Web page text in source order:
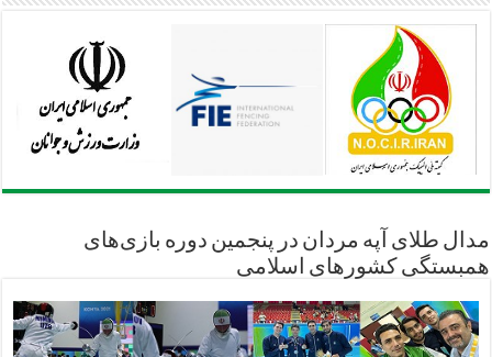
مدال طلای آپه مردان در پنجمین دوره بازی‌های
همبستگی کشورهای اسلامی